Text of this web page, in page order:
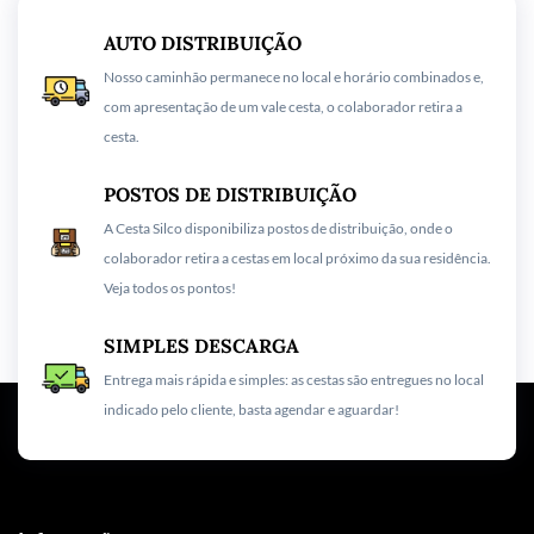
AUTO DISTRIBUIÇÃO
Nosso caminhão permanece no local e horário combinados e,
com apresentação de um vale cesta, o colaborador retira a
cesta.
POSTOS DE DISTRIBUIÇÃO
A Cesta Silco disponibiliza postos de distribuição, onde o
colaborador retira a cestas em local próximo da sua residência.
Veja todos os pontos!
SIMPLES DESCARGA
Entrega mais rápida e simples: as cestas são entregues no local
indicado pelo cliente, basta agendar e aguardar!